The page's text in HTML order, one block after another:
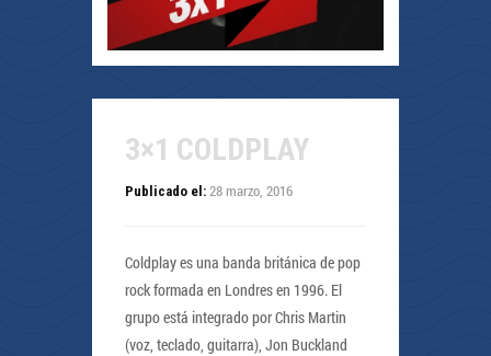
3×1 COLDPLAY
Publicado el: 28 marzo, 2016
Coldplay es una banda británica de pop
rock formada en Londres en 1996. El
grupo está integrado por Chris Martin
(voz, teclado, guitarra), Jon Buckland